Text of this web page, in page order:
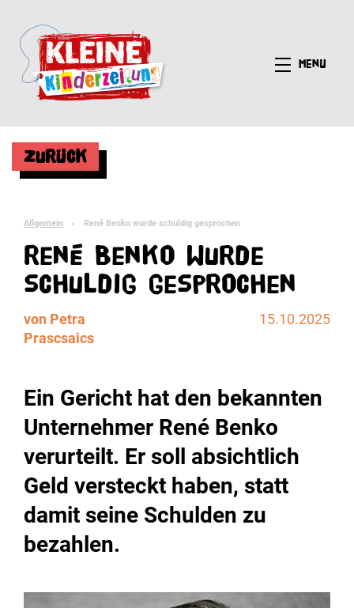
Menü
Zurück
Allgemein ► René Benko wurde schuldig gesprochen
René Benko wurde
schuldig gesprochen
von Petra
Prascsaics
15.10.2025
Ein Gericht hat den bekannten
Unternehmer René Benko
verurteilt. Er soll absichtlich
Geld versteckt haben, statt
damit seine Schulden zu
bezahlen.